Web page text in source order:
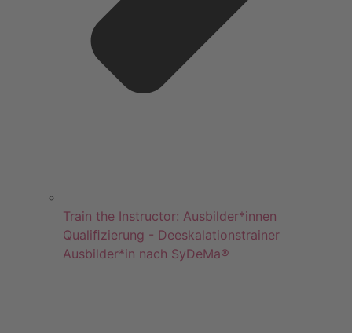
Train the Instructor: Ausbilder*innen
Qualiﬁzierung - Deeskalationstrainer
Ausbilder*in nach SyDeMa®